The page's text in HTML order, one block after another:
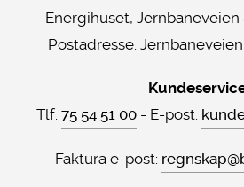
Energihuset, Jernbaneveien
Postadresse:
Tlf: 75 54 51 00 - E-post:
Faktura e-post: